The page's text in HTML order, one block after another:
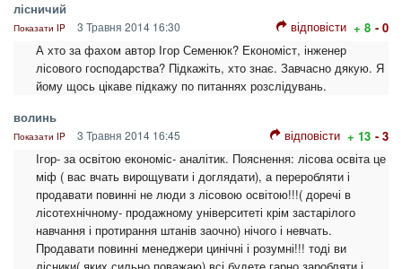
лісничий
Показати IP 3 Травня 2014 16:30 відповісти + 8 - 0
А хто за фахом автор Ігор Семенюк? Економіст, інженер
лісового господарства? Підкажіть, хто знає. Завчасно дякую. Я
йому щось цікаве підкажу по питаннях розслідувань.
волинь
Показати IP 3 Травня 2014 16:45 відповісти + 13 - 3
Ігор- за освітою економіс- аналітик. Пояснення: лісова освіта це
міф ( вас вчать вирощувати і доглядати), а переробляти і
продавати повинні не люди з лісовою освітою!!!( доречі в
лісотехнічному- продажному університеті крім застарілого
навчання і протирання штанів заочно) нічого і невчать.
Продавати повинні менеджери цинічні і розумні!!! тоді ви